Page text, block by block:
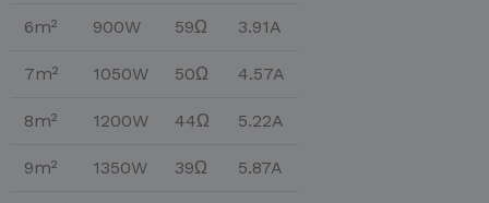
6m² 900W 59Ω 3.91A
7m² 1050W 50Ω 4.57A
8m² 1200W 44Ω 5.22A
9m² 1350W 39Ω 5.87A